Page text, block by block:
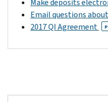
Email questions
2017 QI Agreement